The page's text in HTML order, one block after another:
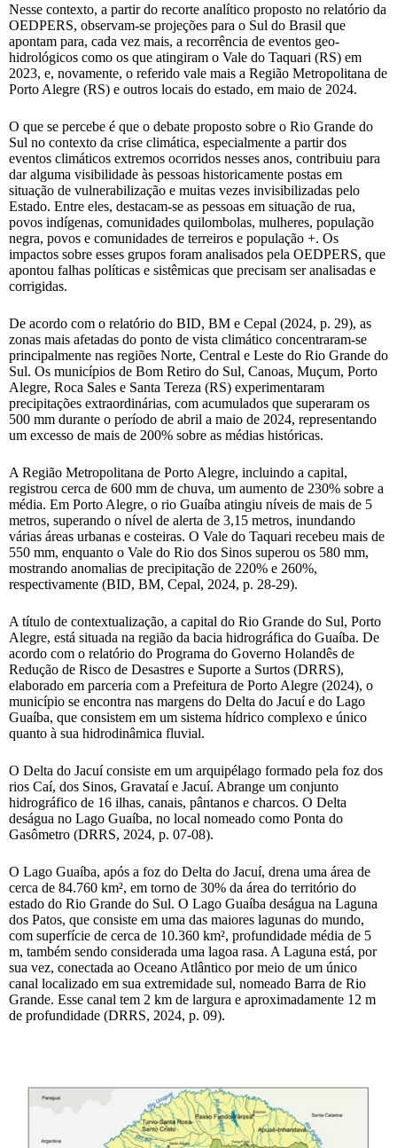
Nesse contexto, a partir do recorte analítico proposto no relatório da
OEDPERS, observam-se projeções para o Sul do Brasil que
apontam para, cada vez mais, a recorrência de eventos geo-
hidrológicos como os que atingiram o Vale do Taquari (RS) em
2023, e, novamente, o referido vale mais a Região Metropolitana de
Porto Alegre (RS) e outros locais do estado, em maio de 2024.
O que se percebe é que o debate proposto sobre o Rio Grande do
Sul no contexto da crise climática, especialmente a partir dos
eventos climáticos extremos ocorridos nesses anos, contribuiu para
dar alguma visibilidade às pessoas historicamente postas em
situação de vulnerabilização e muitas vezes invisibilizadas pelo
Estado. Entre eles, destacam-se as pessoas em situação de rua,
povos indígenas, comunidades quilombolas, mulheres, população
negra, povos e comunidades de terreiros e população +. Os
impactos sobre esses grupos foram analisados pela OEDPERS, que
apontou falhas políticas e sistêmicas que precisam ser analisadas e
corrigidas.
De acordo com o relatório do BID, BM e Cepal (2024, p. 29), as
zonas mais afetadas do ponto de vista climático concentraram-se
principalmente nas regiões Norte, Central e Leste do Rio Grande do
Sul. Os municípios de Bom Retiro do Sul, Canoas, Muçum, Porto
Alegre, Roca Sales e Santa Tereza (RS) experimentaram
precipitações extraordinárias, com acumulados que superaram os
500 mm durante o período de abril a maio de 2024, representando
um excesso de mais de 200% sobre as médias históricas.
A Região Metropolitana de Porto Alegre, incluindo a capital,
registrou cerca de 600 mm de chuva, um aumento de 230% sobre a
média. Em Porto Alegre, o rio Guaíba atingiu níveis de mais de 5
metros, superando o nível de alerta de 3,15 metros, inundando
várias áreas urbanas e costeiras. O Vale do Taquari recebeu mais de
550 mm, enquanto o Vale do Rio dos Sinos superou os 580 mm,
mostrando anomalias de precipitação de 220% e 260%,
respectivamente (BID, BM, Cepal, 2024, p. 28-29).
A título de contextualização, a capital do Rio Grande do Sul, Porto
Alegre, está situada na região da bacia hidrográfica do Guaíba. De
acordo com o relatório do Programa do Governo Holandês de
Redução de Risco de Desastres e Suporte a Surtos (DRRS),
elaborado em parceria com a Prefeitura de Porto Alegre (2024), o
município se encontra nas margens do Delta do Jacuí e do Lago
Guaíba, que consistem em um sistema hídrico complexo e único
quanto à sua hidrodinâmica fluvial.
O Delta do Jacuí consiste em um arquipélago formado pela foz dos
rios Caí, dos Sinos, Gravataí e Jacuí. Abrange um conjunto
hidrográfico de 16 ilhas, canais, pântanos e charcos. O Delta
deságua no Lago Guaíba, no local nomeado como Ponta do
Gasômetro (DRRS, 2024, p. 07-08).
O Lago Guaíba, após a foz do Delta do Jacuí, drena uma área de
cerca de 84.760 km², em torno de 30% da área do território do
estado do Rio Grande do Sul. O Lago Guaíba deságua na Laguna
dos Patos, que consiste em uma das maiores lagunas do mundo,
com superfície de cerca de 10.360 km², profundidade média de 5
m, também sendo considerada uma lagoa rasa. A Laguna está, por
sua vez, conectada ao Oceano Atlântico por meio de um único
canal localizado em sua extremidade sul, nomeado Barra de Rio
Grande. Esse canal tem 2 km de largura e aproximadamente 12 m
de profundidade (DRRS, 2024, p. 09).